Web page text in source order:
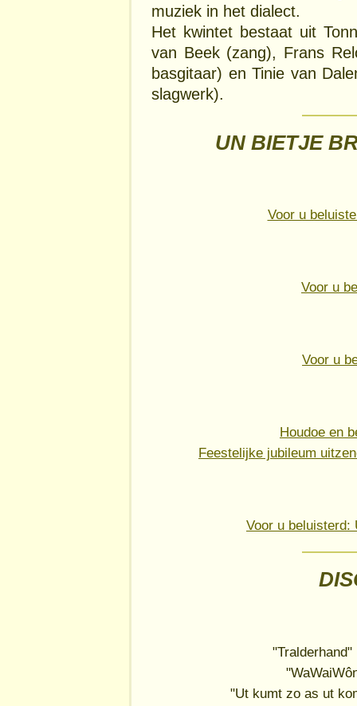
muziek in het dialect.
Het kwintet bestaat uit
van Beek (zang), Frans
basgitaar) en Tinie van
slagwerk).
UN BIETJE
Voor u
Voor u
Voor u
Houdoe en
Feestelijke jubileum
Voor u beluisterd:
"Ut kumt zo as ut